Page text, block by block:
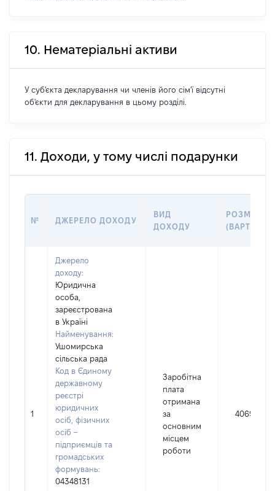
10. Нематеріальні активи
У суб'єкта декларування чи членів його сім'ї відсутні
об'єкти для декларування в цьому розділі.
11. Доходи, у тому числі подарунки
№ ДЖЕРЕЛО ДОХОДУ
ВИД
ДОХОДУ
РОЗМІР
(ВАРТІСТЬ)
1
Джерело
доходу:
Юридична
особа,
зареєстрована
в Україні
Найменування:
Ушомирська
сільська рада
Код в Єдиному
державному
реєстрі
юридичних
осіб, фізичних
осіб –
підприємців та
громадських
формувань:
04348131
Заробітна
плата
отримана
за
основним
місцем
роботи
406952